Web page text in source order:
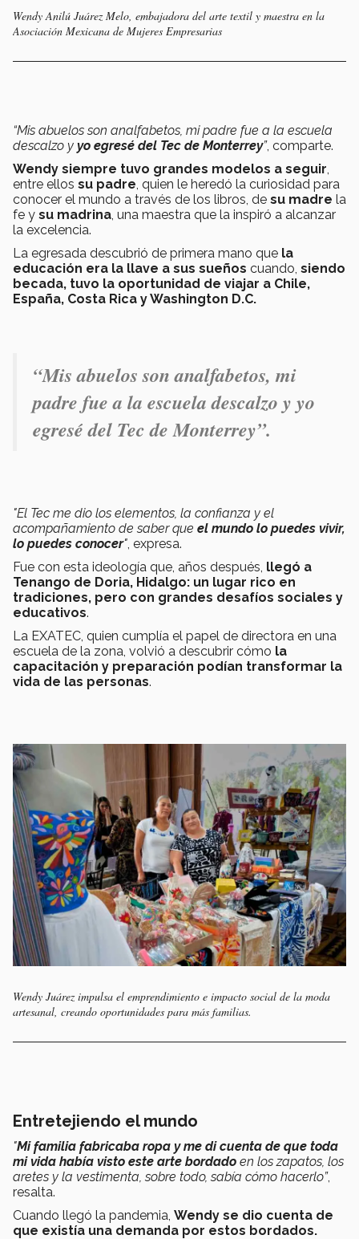
Wendy Anilú Juárez Melo, embajadora del arte textil y maestra en la
Asociación Mexicana de Mujeres Empresarias
“Mis abuelos son analfabetos, mi padre fue a la escuela
descalzo y yo egresé del Tec de Monterrey”, comparte.
Wendy siempre tuvo grandes modelos a seguir,
entre ellos su padre, quien le heredó la curiosidad para
conocer el mundo a través de los libros, de su madre la
fe y su madrina, una maestra que la inspiró a alcanzar
la excelencia.
La egresada descubrió de primera mano que la
educación era la llave a sus sueños cuando, siendo
becada, tuvo la oportunidad de viajar a Chile,
España, Costa Rica y Washington D.C.
“Mis abuelos son analfabetos, mi
padre fue a la escuela descalzo y yo
egresé del Tec de Monterrey”.
"El Tec me dio los elementos, la confianza y el
acompañamiento de saber que el mundo lo puedes vivir,
lo puedes conocer", expresa.
Fue con esta ideología que, años después, llegó a
Tenango de Doria, Hidalgo: un lugar rico en
tradiciones, pero con grandes desafíos sociales y
educativos.
La EXATEC, quien cumplía el papel de directora en una
escuela de la zona, volvió a descubrir cómo la
capacitación y preparación podían transformar la
vida de las personas.
Wendy Juárez impulsa el emprendimiento e impacto social de la moda
artesanal, creando oportunidades para más familias.
Entretejiendo el mundo
"Mi familia fabricaba ropa y me di cuenta de que toda
mi vida había visto este arte bordado en los zapatos, los
aretes y la vestimenta, sobre todo, sabía cómo hacerlo”,
resalta.
Cuando llegó la pandemia, Wendy se dio cuenta de
que existía una demanda por estos bordados.